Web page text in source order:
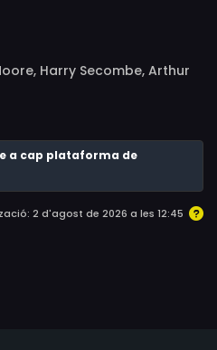
Harry Secombe, Arthur
Jimmy Edwards, Michael
Mona
Frank Thornton, Dandy
Feldman, Bill Wallis, Henry
Brody, Cecil Cheng,
a cap plataforma de
2 d'agost de 2026 a les 12:45